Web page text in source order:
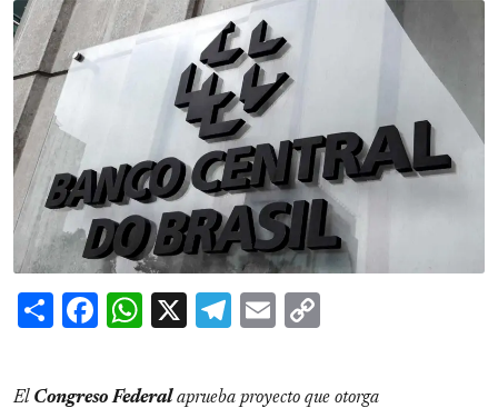
ShareFacebook
WhatsApp
X Telegram
Email
El Congreso Federal aprueba proyecto que otorga